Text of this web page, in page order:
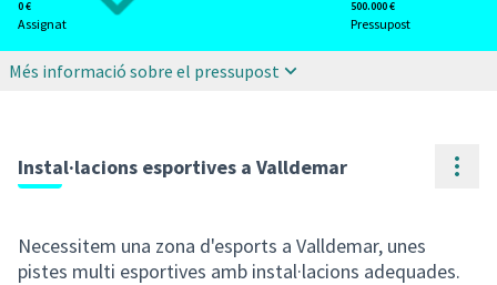
0 €
Assignat
500.000 €
Pressupost
Més informació sobre el pressupost
Instal·lacions esportives a Valldemar
Necessitem una zona d'esports a Valldemar, unes
pistes multi esportives amb instal·lacions adequades.